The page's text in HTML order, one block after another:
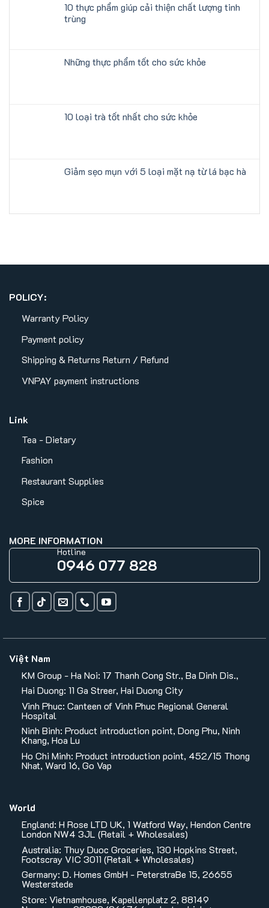
10 thực phẩm giúp cải thiện chất lượng tinh
trùng
Những thực phẩm tốt cho sức khỏe
10 loại trà tốt nhất cho sức khỏe
Giảm sẹo mụn với 5 loại mặt nạ từ lá bạc hà
POLICY:
Warranty Policy
Payment policy
Shipping & Returns Return / Refund
VNPAY payment instructions
Link
Tea - Dietary
Fashion
Restaurant Supplies
Spice
MORE INFORMATION
Hotline
0946 077 828
Việt Nam
KM Group - Ha Noi: 17 Thanh Cong Str., Ba Dinh Dis.,
Hai Duong: 11 Ga Streer, Hai Duong City
Vinh Phuc: Canteen of Vinh Phuc Regional General
Hospital
Ninh Binh: Product introduction point, Dong Phu, Ninh
Khang, Hoa Lu
Ho Chi Minh: Product introduction point, 452/15 Thong
Nhat, Ward 16, Go Vap
World
England: H Rose LTD UK, 1 Watford Way, Hendon Centre
London NW4 3JL (Retail + Wholesales)
Australia: Thuy Duoc Groceries, 130 Hopkins Street,
Footscray VIC 3011 (Retail + Wholesales)
Germany: D. Homes GmbH - PeterstraBe 15, 26655
Westerstede
Store: Vietnamhouse, Kapellenplatz 2, 88149